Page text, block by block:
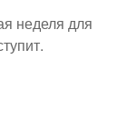
неделя для